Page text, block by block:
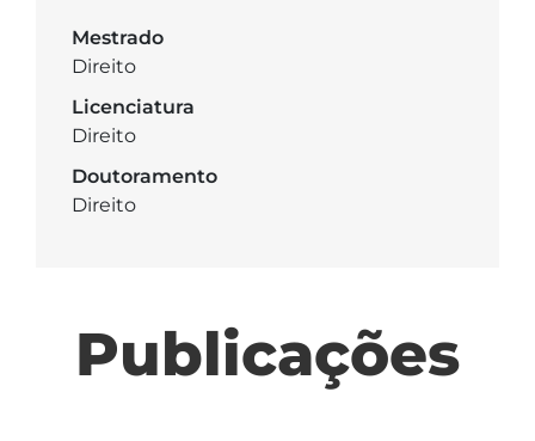
Mestrado
Direito
Licenciatura
Direito
Doutoramento
Direito
Publicações